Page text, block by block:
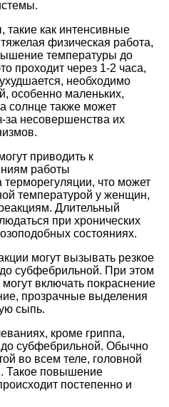
такие как интенсивные
физическая работа,
температуры до
проходит через 1-2 часа,
необходимо
особенно маленьких,
солнце также может
за несовершенства их
приводить к
работы
терморегуляции, что может
температурой у женщин,
Длительный
при хронических
состояниях.
могут вызывать резкое
субфебрильной. При этом
включать покраснение
прозрачные выделения
сыпь.
кроме гриппа,
субфебрильной. Обычно
во всем теле, головной
Такое повышение
постепенно и